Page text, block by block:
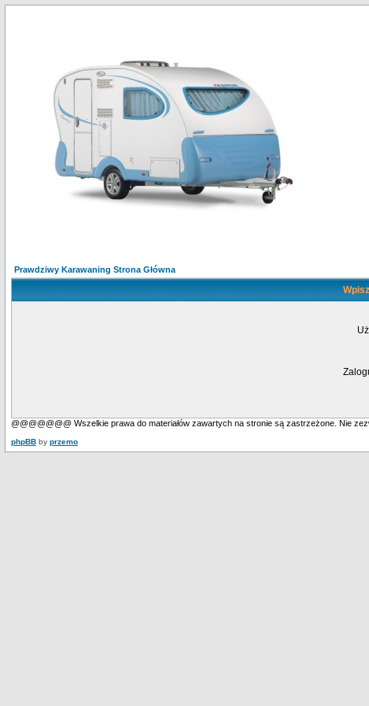
Prawdziwy Karawaning Strona Główna
@@@@@@@ Wszelkie prawa do materiałów zawartych na stronie są zastrzeżone. Nie
phpBB by przemo